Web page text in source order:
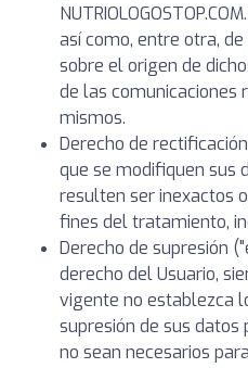
así como, entre otra,
sobre el origen de
de las comunicaciones
mismos.
Derecho de
que se modifiquen sus
resulten ser inexactos
fines del tratamiento,
Derecho de supresión
derecho del Usuario,
vigente no establezca
supresión de sus
no sean necesarios